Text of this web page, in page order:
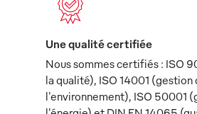
Une qualité certifiée
Nous sommes certifiés : ISO
la qualité), ISO 14001 (gestion
l'environnement), ISO 50001